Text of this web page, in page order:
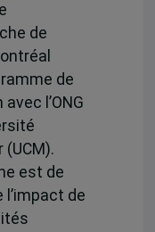
de
de
l’ONG
est de
de